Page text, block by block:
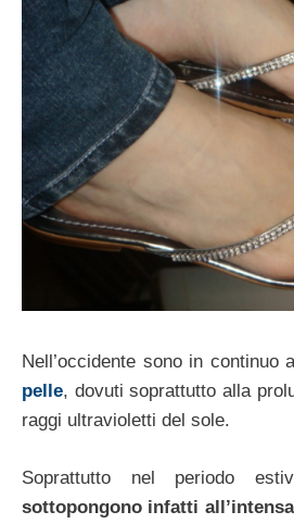
Nell’occidente sono in continuo
pelle, dovuti soprattutto alla
raggi ultravioletti del sole.
Soprattutto nel periodo
sottopongono infatti